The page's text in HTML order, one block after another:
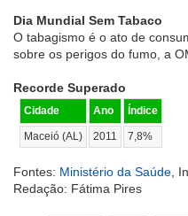
Dia Mundial Sem Tabaco
O tabagismo é o ato de
sobre os perigos do fumo, a
Recorde Superado
Cidade Ano Índice
Maceió (AL) 2011 7,8%
Fontes: Ministério da Saúde ,
Redação: Fátima Pires